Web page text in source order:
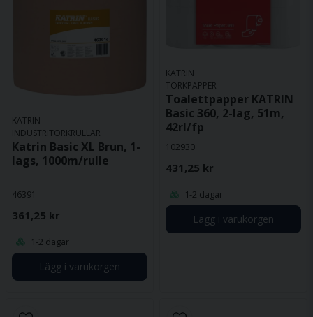
KATRIN
INDUSTRITORKRULLAR
Katrin Basic XL Brun, 1-
lags, 1000m/rulle
46391
361,25 kr
1-2 dagar
Lägg i varukorgen
KATRIN
TORKPAPPER
Toalettpapper KATRIN
Basic 360, 2-lag, 51m,
42rl/fp
102930
431,25 kr
1-2 dagar
Lägg i varukorgen